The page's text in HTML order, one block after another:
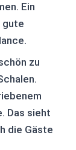
Ein
gute
zu
Das sieht
die Gäste